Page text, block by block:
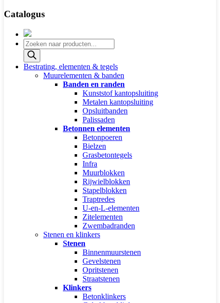
Catalogus
Producten
zoeken
Bestrating, elementen & tegels
Muurelementen & banden
Banden en randen
Kunststof kantopsluiting
Metalen kantopsluiting
Opsluitbanden
Palissaden
Betonnen elementen
Betonpoeren
Bielzen
Grasbetontegels
Infra
Muurblokken
Rijwielblokken
Stapelblokken
Traptredes
U-en-L-elementen
Zitelementen
Zwembadranden
Stenen en klinkers
Stenen
Binnenmuurstenen
Gevelstenen
Opritstenen
Straatstenen
Klinkers
Betonklinkers